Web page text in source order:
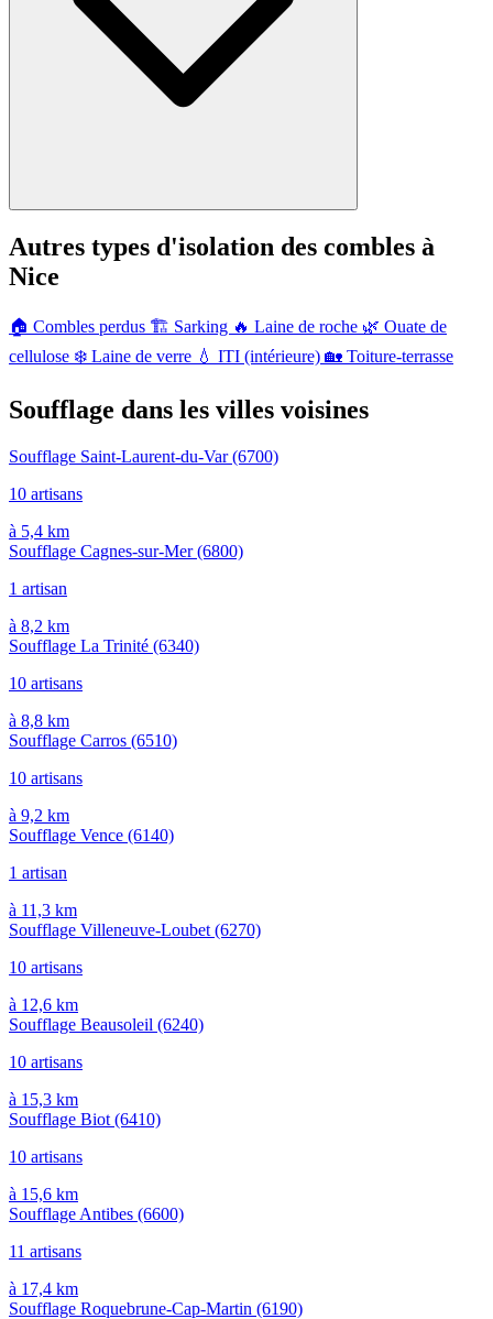
Autres types d'isolation des combles à
Nice
🏠 Combles perdus 🏗️ Sarking 🔥 Laine de roche 🌿 Ouate de
cellulose ❄️ Laine de verre 💧 ITI (intérieure) 🏡 Toiture-terrasse
Soufflage dans les villes voisines
Soufflage Saint-Laurent-du-Var(6700)
10 artisans
à 5,4 km
Soufflage Cagnes-sur-Mer(6800)
1 artisan
à 8,2 km
Soufflage La Trinité (6340)
10 artisans
à 8,8 km
Soufflage Carros (6510)
10 artisans
à 9,2 km
Soufflage Vence (6140)
1 artisan
à 11,3 km
Soufflage Villeneuve-Loubet (6270)
10 artisans
à 12,6 km
Soufflage Beausoleil (6240)
10 artisans
à 15,3 km
Soufflage Biot (6410)
10 artisans
à 15,6 km
Soufflage Antibes (6600)
11 artisans
à 17,4 km
Soufflage Roquebrune-Cap-Martin (6190)